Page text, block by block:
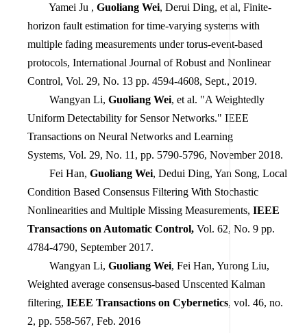
Yamei Ju , Guoliang Wei, Derui Ding, et al, Finite-
horizon fault estimation for time-varying systems with
multiple fading measurements under torus-event-based
protocols, International Journal of Robust and Nonlinear
Control, Vol. 29, No. 13 pp. 4594-4608, Sept., 2019.
Wangyan Li, Guoliang Wei, et al. "A Weightedly
Uniform Detectability for Sensor Networks." IEEE
Transactions on Neural Networks and Learning
Systems, Vol. 29, No. 11, pp. 5790-5796, November 2018.
Fei Han, Guoliang Wei, Dedui Ding, Yan Song, Local
Condition Based Consensus Filtering With Stochastic
Nonlinearities and Multiple Missing Measurements, IEEE
Transactions on Automatic Control, Vol. 62, No. 9 pp.
4784-4790, September 2017.
Wangyan Li, Guoliang Wei, Fei Han, Yurong Liu,
Weighted average consensus-based Unscented Kalman
filtering, IEEE Transactions on Cybernetics, vol. 46, no.
2, pp. 558-567, Feb. 2016